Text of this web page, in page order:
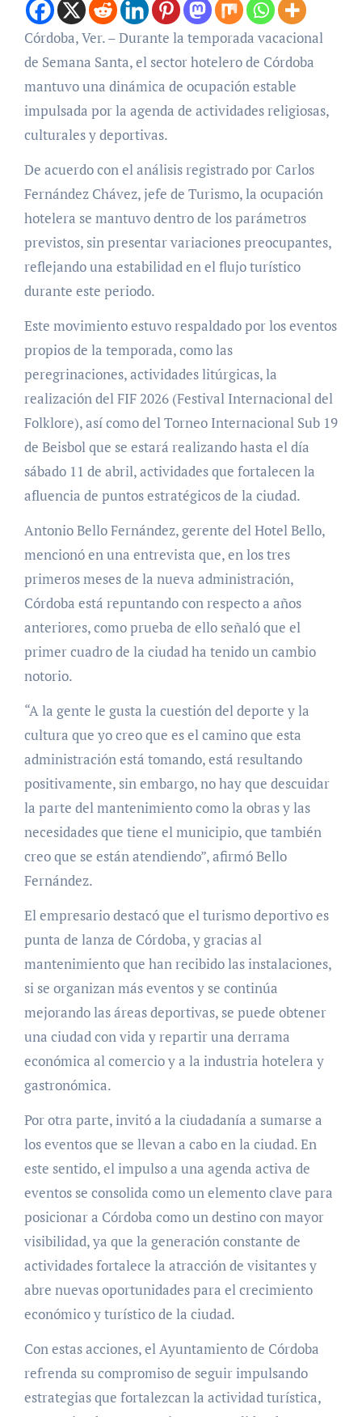
Córdoba, Ver. – Durante la temporada vacacional
de Semana Santa, el sector hotelero de Córdoba
mantuvo una dinámica de ocupación estable
impulsada por la agenda de actividades religiosas,
culturales y deportivas.
De acuerdo con el análisis registrado por Carlos
Fernández Chávez, jefe de Turismo, la ocupación
hotelera se mantuvo dentro de los parámetros
previstos, sin presentar variaciones preocupantes,
reflejando una estabilidad en el flujo turístico
durante este periodo.
Este movimiento estuvo respaldado por los eventos
propios de la temporada, como las
peregrinaciones, actividades litúrgicas, la
realización del FIF 2026 (Festival Internacional del
Folklore), así como del Torneo Internacional Sub 19
de Beisbol que se estará realizando hasta el día
sábado 11 de abril, actividades que fortalecen la
afluencia de puntos estratégicos de la ciudad.
Antonio Bello Fernández, gerente del Hotel Bello,
mencionó en una entrevista que, en los tres
primeros meses de la nueva administración,
Córdoba está repuntando con respecto a años
anteriores, como prueba de ello señaló que el
primer cuadro de la ciudad ha tenido un cambio
notorio.
“A la gente le gusta la cuestión del deporte y la
cultura que yo creo que es el camino que esta
administración está tomando, está resultando
positivamente, sin embargo, no hay que descuidar
la parte del mantenimiento como la obras y las
necesidades que tiene el municipio, que también
creo que se están atendiendo”, afirmó Bello
Fernández.
El empresario destacó que el turismo deportivo es
punta de lanza de Córdoba, y gracias al
mantenimiento que han recibido las instalaciones,
si se organizan más eventos y se continúa
mejorando las áreas deportivas, se puede obtener
una ciudad con vida y repartir una derrama
económica al comercio y a la industria hotelera y
gastronómica.
Por otra parte, invitó a la ciudadanía a sumarse a
los eventos que se llevan a cabo en la ciudad. En
este sentido, el impulso a una agenda activa de
eventos se consolida como un elemento clave para
posicionar a Córdoba como un destino con mayor
visibilidad, ya que la generación constante de
actividades fortalece la atracción de visitantes y
abre nuevas oportunidades para el crecimiento
económico y turístico de la ciudad.
Con estas acciones, el Ayuntamiento de Córdoba
refrenda su compromiso de seguir impulsando
estrategias que fortalezcan la actividad turística,